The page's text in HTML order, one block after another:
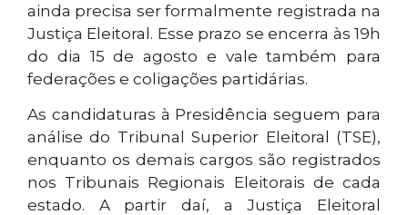
ainda precisa ser formalmente registrada na
Justiça Eleitoral. Esse prazo se encerra às 19h
do dia 15 de agosto e vale também para
federações e coligações partidárias.
As candidaturas à Presidência seguem para
análise do Tribunal Superior Eleitoral (TSE),
enquanto os demais cargos são registrados
nos Tribunais Regionais Eleitorais de cada
estado. A partir daí, a Justiça Eleitoral